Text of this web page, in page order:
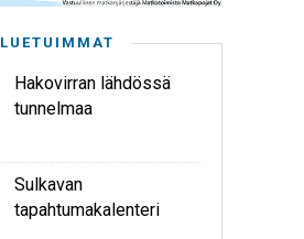
LUETUIMMAT
Hakovirran lähdössä
tunnelmaa
Sulkavan
tapahtumakalenteri